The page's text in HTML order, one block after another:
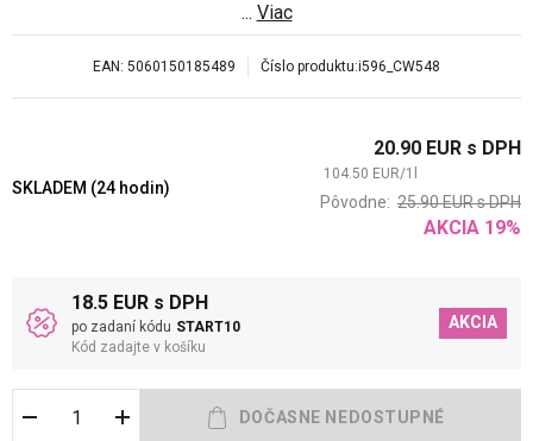
... Viac
EAN: 5060150185489 Číslo produktu:i596_CW548
SKLADEM (24 hodin)
20.90 EUR s DPH
104.50 EUR/1
Pôvodne: 25.90EURs DPH
AKCIA 19%
18.5 EUR s DPH
po zadaní kódu START10
Kód zadajte v košíku
AKCIA